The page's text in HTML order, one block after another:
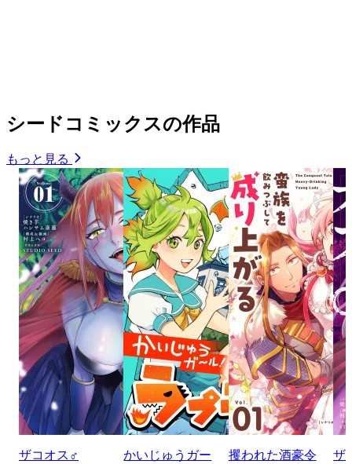
シードコミックスの作品
もっと見る
ザコオス♂
かいじゅうガー
攫われた酒豪令
ザ